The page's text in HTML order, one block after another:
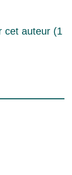
cet auteur (1